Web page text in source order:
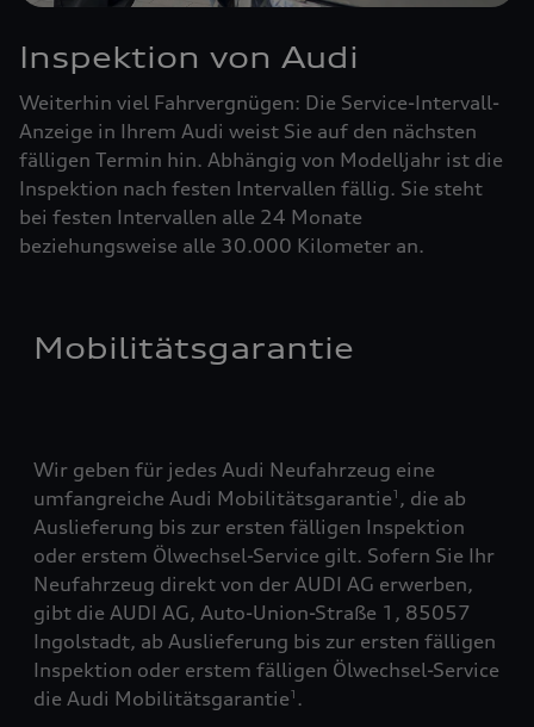
Inspektion von Audi
Weiterhin viel Fahrvergnügen: Die Service-Intervall-
Anzeige in Ihrem Audi weist Sie auf den nächsten
fälligen Termin hin. Abhängig von Modelljahr ist die
Inspektion nach festen Intervallen fällig. Sie steht
bei festen Intervallen alle 24 Monate
beziehungsweise alle 30.000 Kilometer an.
Mobilitätsgarantie
Wir geben für jedes Audi Neufahrzeug eine
umfangreiche Audi Mobilitätsgarantie1 , die ab
Auslieferung bis zur ersten fälligen Inspektion
oder erstem Ölwechsel-Service gilt. Sofern Sie Ihr
Neufahrzeug direkt von der AUDI AG erwerben,
gibt die AUDI AG, Auto-Union-Straße 1, 85057
Ingolstadt, ab Auslieferung bis zur ersten fälligen
Inspektion oder erstem fälligen Ölwechsel-Service
die Audi Mobilitätsgarantie1 .